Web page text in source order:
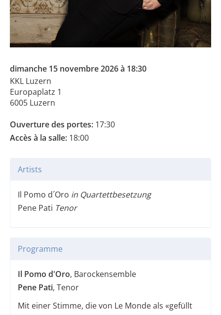
dimanche 15 novembre 2026 à 18:30
KKL Luzern
Europaplatz 1
6005 Luzern
Ouverture des portes: 17:30
Accès à la salle: 18:00
Artists
Il Pomo d´Oro in Quartettbesetzung
Pene Pati Tenor
Programme
Il Pomo d'Oro, Barockensemble
Pene Pati, Tenor
Mit einer Stimme, die von Le Monde als «gefüllt